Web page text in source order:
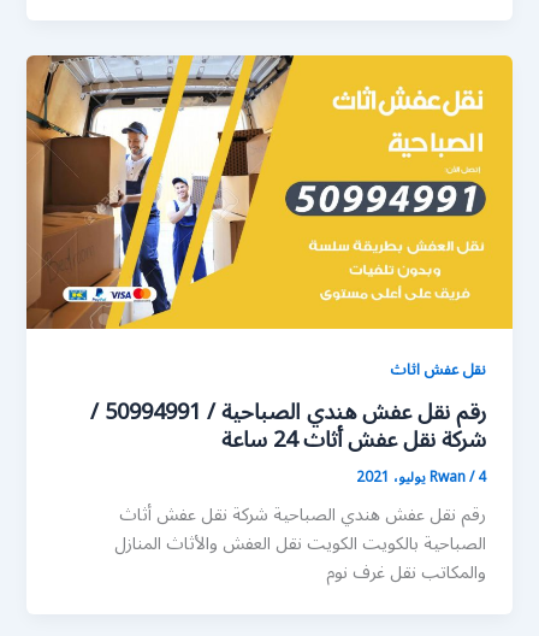
نقل عفش اثاث
رقم نقل عفش هندي الصباحية / 50994991 /
شركة نقل عفش أثاث 24 ساعة
Rwan/4 يوليو، 2021
رقم نقل عفش هندي الصباحية شركة نقل عفش أثاث
الصباحية بالكويت الكويت نقل العفش والأثاث المنازل
والمكاتب نقل غرف نوم